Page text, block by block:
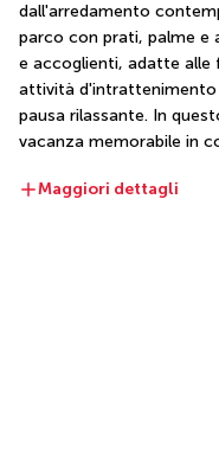
dall'arredamento
parco con prati, palme e
e accoglienti, adatte alle
attività
pausa rilassante. In
vacanza memorabile in
Maggiori dettagli